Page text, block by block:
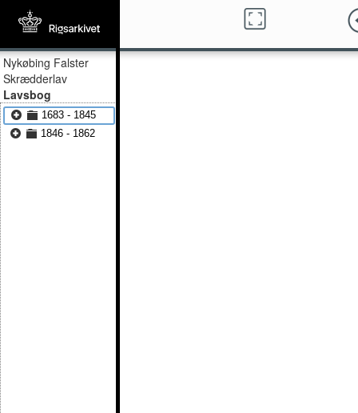
Nykøbing Falster
Skrædderlav
Lavsbog
1683 - 1845
1846 - 1862